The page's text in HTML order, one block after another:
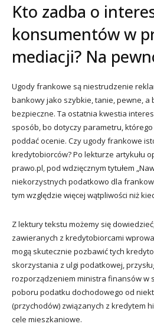
Kto zadba o
konsumentów w
mediacji? Na
Ugody frankowe są niestrudzenie
bankowy jako szybkie, tanie, pewne, a
bezpieczne. Ta ostatnia kwestia
sposób, bo dotyczy parametru,
poddać ocenie. Czy ugody frankowe
kredytobiorców? Po lekturze artykułu
prawo.pl, pod wdzięcznym tytułem
niekorzystnych podatkowo dla
tym względzie więcej wątpliwości niż
Z lektury tekstu możemy się
zawieranych z kredytobiorcami
mogą skutecznie pozbawić tych
skorzystania z ulgi podatkowej,
rozporządzeniem ministra finansów w
poboru podatku dochodowego od
(przychodów) związanych z kredytem
cele mieszkaniowe.